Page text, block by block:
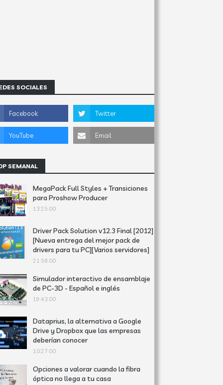
SOCIALES
SEMANAL
MegaPack Full Styles + Transiciones
para Proshow Producer
13:25:00
Driver Pack Solution v12.3 Final [2012]
[Nueva entrega del mejor pack de
drivers para tu PC][Varios servidores]
21:56:00
Simulador interactivo de ensamblaje
de PC-3D - Español e inglés
19:43:00
Dataprius, la alternativa a Google
Drive y Dropbox que las empresas
deberían conocer
10:27:00
Opciones a valorar cuando la fibra
óptica no llega a tu casa